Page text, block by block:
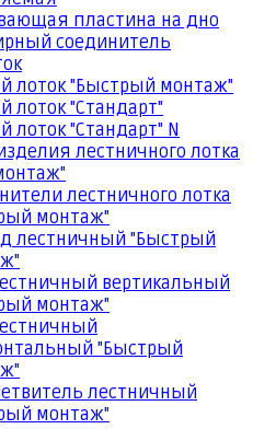
пластина на дно
соединитель
лоток "Быстрый монтаж"
лоток "Стандарт"
лоток "Стандарт" N
лестничного лотка
лестничного лотка
монтаж"
лестничный "Быстрый
вертикальный
монтаж"
"Быстрый
лестничный
монтаж"